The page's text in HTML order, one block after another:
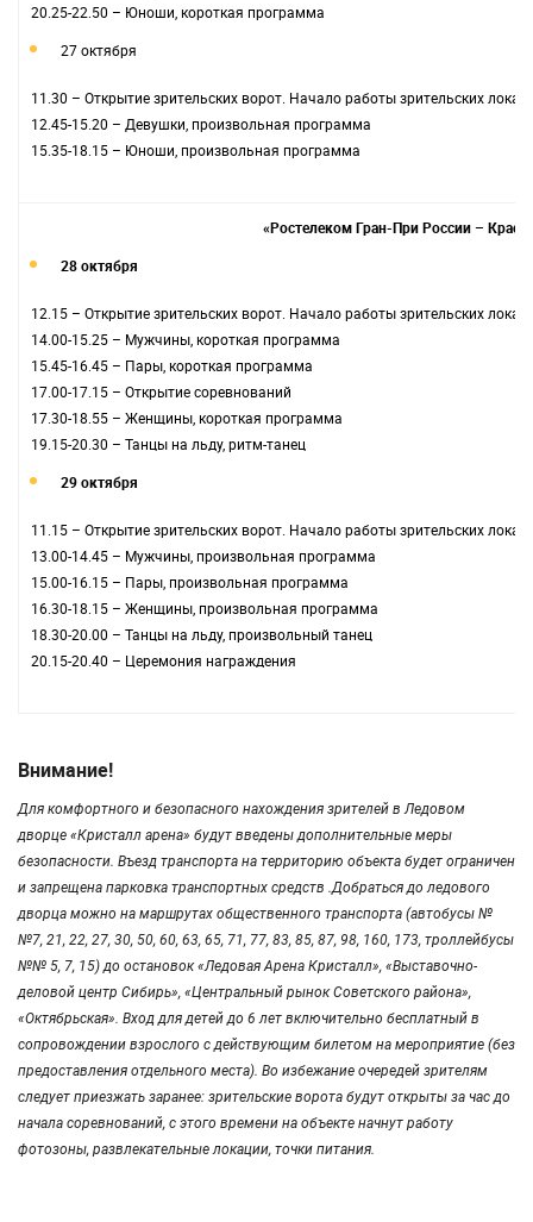
20.25-22.50 – Юноши, короткая программа
27 октября
11.30 – Открытие зрительских ворот. Начало работы зрительских
12.45-15.20 – Девушки, произвольная программа
15.35-18.15 – Юноши, произвольная программа
«Ростелеком Гран-При России –
28 октября
12.15 – Открытие зрительских ворот. Начало работы зрительских
14.00-15.25 – Мужчины, короткая программа
15.45-16.45 – Пары, короткая программа
17.00-17.15 – Открытие соревнований
17.30-18.55 – Женщины, короткая программа
19.15-20.30 – Танцы на льду, ритм-танец
29 октября
11.15 – Открытие зрительских ворот. Начало работы зрительских
13.00-14.45 – Мужчины, произвольная программа
15.00-16.15 – Пары, произвольная программа
16.30-18.15 – Женщины, произвольная программа
18.30-20.00 – Танцы на льду, произвольный танец
20.15-20.40 – Церемония награждения
Внимание!
Для комфортного и безопасного нахождения зрителей в Ледовом
дворце «Кристалл арена» будут введены дополнительные меры
безопасности. Въезд транспорта на территорию объекта будет ограничен
и запрещена парковка транспортных средств .Добраться до ледового
дворца можно на маршрутах общественного транспорта (автобусы №
№7, 21, 22, 27, 30, 50, 60, 63, 65, 71, 77, 83, 85, 87, 98, 160, 173, троллейбусы
№№ 5, 7, 15) до остановок «Ледовая Арена Кристалл», «Выставочно-
деловой центр Сибирь», «Центральный рынок Советского района»,
«Октябрьская». Вход для детей до 6 лет включительно бесплатный в
сопровождении взрослого с действующим билетом на мероприятие (без
предоставления отдельного места). Во избежание очередей зрителям
следует приезжать заранее: зрительские ворота будут открыты за час до
начала соревнований, с этого времени на объекте начнут работу
фотозоны, развлекательные локации, точки питания.